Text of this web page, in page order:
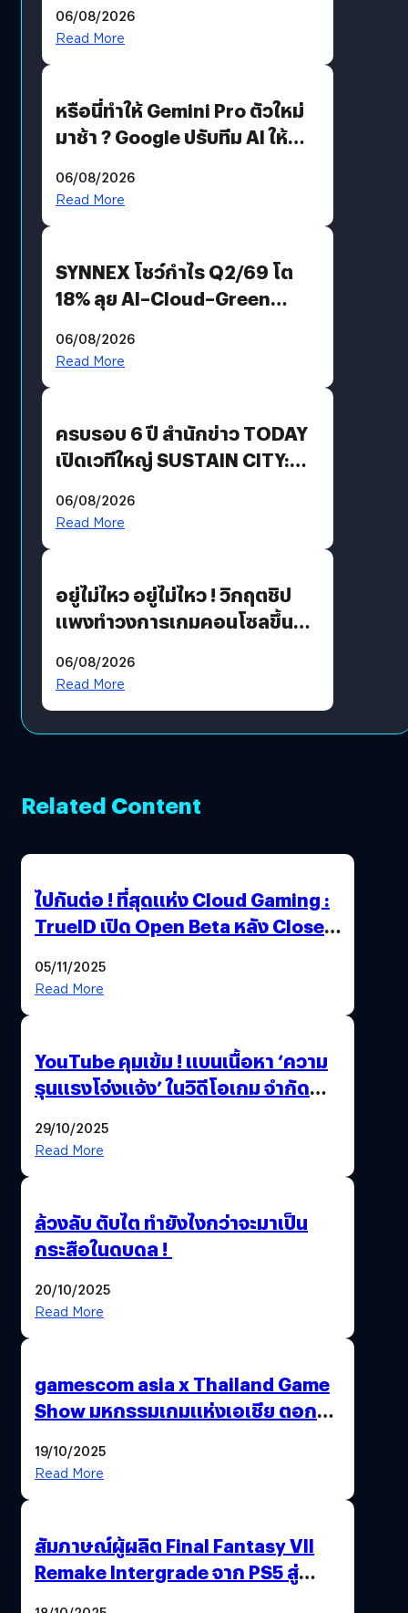
06/08/2026
Read More
หรือนี่ทำให้ Gemini Pro ตัวใหม่
มาช้า ? Google ปรับทีม AI ให้
AGI
06/08/2026
Read More
SYNNEX โชว์กำไร Q2/69 โต
18% ลุย AI–Cloud–Green
Revenue เร่งเครื่อง New
06/08/2026
Read More
ครบรอบ 6 ปี สำนักข่าว TODAY
เปิดเวทีใหญ่ SUSTAIN CITY:
แนวทางปรับตัวสู่เศรษฐกิจสี
06/08/2026
Read More
อยู่ไม่ไหว อยู่ไม่ไหว ! วิกฤตชิป
แพงทำวงการเกมคอนโซลขึ้น
?
06/08/2026
Read More
Related Content
ไปกันต่อ ! ที่สุดแห่ง Cloud Gaming :
TrueID เปิด Open Beta หลัง Close
Thailand Game Show 2025 ทะลุ 15
05/11/2025
Read More
YouTube คุมเข้ม ! แบนเนื้อหา ‘ความ
รุนแรงโจ่งแจ้ง’ ในวิดีโอเกม จำกัด
29/10/2025
Read More
ล้วงลับ ตับไต ทำยังไงกว่าจะมาเป็น
กระสือในดบดล !
20/10/2025
Read More
gamescom asia x Thailand Game
Show มหกรรมเกมแห่งเอเชีย ตอกย้ำ
พาณิชย์ร่วมชูความสำเร็จ
19/10/2025
Read More
สัมภาษณ์ผู้ผลิต Final Fantasy VII
Remake Intergrade จาก PS5 สู่